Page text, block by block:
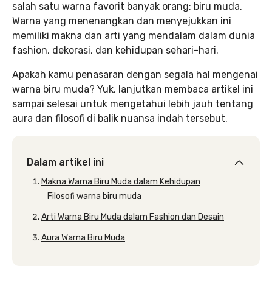
salah satu warna favorit banyak orang: biru muda.
Warna yang menenangkan dan menyejukkan ini
memiliki makna dan arti yang mendalam dalam dunia
fashion, dekorasi, dan kehidupan sehari-hari.
Apakah kamu penasaran dengan segala hal mengenai
warna biru muda? Yuk, lanjutkan membaca artikel ini
sampai selesai untuk mengetahui lebih jauh tentang
aura dan filosofi di balik nuansa indah tersebut.
Dalam artikel ini
Makna Warna Biru Muda dalam Kehidupan
Filosofi warna biru muda
Arti Warna Biru Muda dalam Fashion dan Desain
Aura Warna Biru Muda